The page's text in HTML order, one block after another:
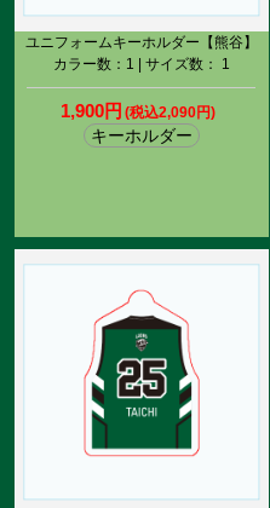
ユニフォームキーホルダー【熊谷】
カラー数：1 | サイズ数： 1
1,900円 (税込2,090円)
キーホルダー